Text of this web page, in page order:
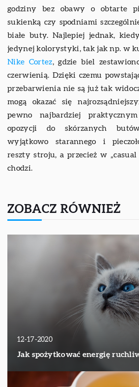
godziny bez obawy o obtarte
sukienką czy spodniami
białe buty. Najlepiej jednak,
jedynej kolorystyki, tak jak np. w
Nike Cortez, gdzie biel
czerwienią. Dzięki czemu
przebarwienia nie są już tak
mogą okazać się
pewno najbardziej
opozycji do skórzanych
wyjątkowo starannego i
reszty stroju, a przecież w
chodzi.
ZOBACZ RÓWNIEŻ
12-17-2020
Jak spożytkować energię